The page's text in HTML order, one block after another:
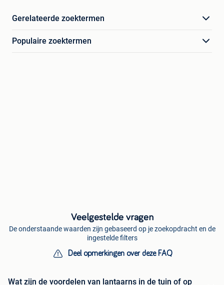
Gerelateerde zoektermen
Populaire zoektermen
Veelgestelde vragen
De onderstaande waarden zijn gebaseerd op je zoekopdracht en de
ingestelde filters
Deel opmerkingen over deze FAQ
Wat zijn de voordelen van lantaarns in de tuin of op